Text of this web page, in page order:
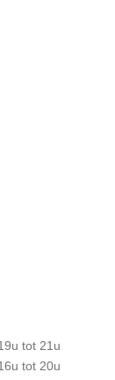
tot 21u
tot 20u